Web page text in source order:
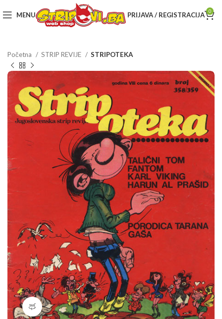
MENU PRIJAVA / REGISTRACIJA 0
Početna STRIP REVIJE STRIPOTEKA
360 product view